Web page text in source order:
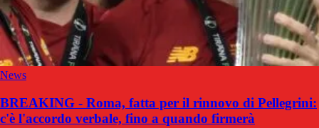
News
BREAKING - Roma, fatta per il rinnovo di Pellegrini:
c'è l'accordo verbale, fino a quando firmerà